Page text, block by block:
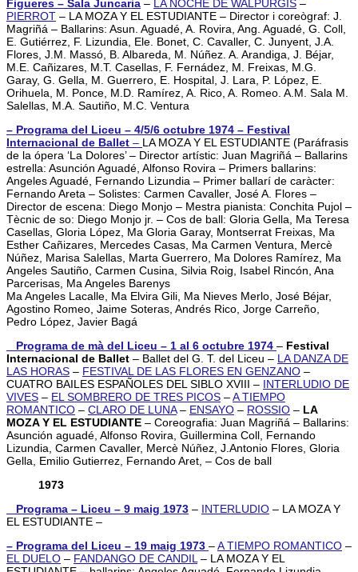
Figueres – Sala Juncaria – LA NOCHE DE WALPURGIS –
PIERROT – LA MOZA Y EL ESTUDIANTE – Director i coreògraf: J.
Magriñá – Ballarins: Asun. Aguadé, A. Rovira, Ang. Aguadé, G. Coll,
E. Gutiérrez, F. Lizundia, Ele. Bonet, C. Cavaller, C. Junyent, J.A.
Flores, J.M. Massó, B. Albareda, M. Núñez. A. Arandiga, J. Béjar,
M.E. Cañizares, M.T. Casellas, F. Fernádez, M. Freixas, M.G.
Garay, G. Gella, M. Guerrero, E. Hospital, J. Lara, P. López, E.
Orihuela, M. Ponce, M.D. Ramírez, A. Rico, A. Romeo. A.M. Sala M.
Salellas, M.A. Sautiño, M.C. Ventura
– Programa del Liceu – 4/5/6 octubre 1974 – Festival
Internacional de Ballet – LA MOZA Y EL ESTUDIANTE (Paráfrasis
de la ópera ‘La Dolores’ – Director artístic: Juan Magriñá – Ballarins
estrella: Asunción Aguadé, Alfonso Rovira – Primers ballarins:
Angeles Aguadé, Fernando Lizundia – Primer ballarí de caràcter:
Fernando Areta – Solistes: Carmen Cavaller, José A. Flores –
Director de escena: Diego Monjo – Mestra pianista: Conchita Pujol –
Tècnic de so: Diego Monjo jr. – Cos de ball: Gloria Gella, Ma Teresa
Casellas, Gloria López, Ma Gloria Garay, Montserrat Freixas, Ma
Esther Cañizares, Mercedes Casas, Ma Carmen Ventura, Mercè
Núñez, Marisa Salellas, Marta Guerrero, Ma Dolores Ramírez, Ma
Angeles Sautiño, Carmen Cusina, Silvia Roig, Isabel Rincón, Ana
Parcerisas, Ma Angeles Barenys
Ma Angeles Lacalle, Ma Elvira Gili, Ma Nieves Merlo, José Béjar,
Agostino Romeo, Jaime Soteras, Andrés Rico, Jorge Carreño,
Pedro López, Javier Bagá
_ Programa de mà del Liceu – 1 al 6 octubre 1974 – Festival
Internacional de Ballet – Ballet del G. T. del Liceu – LA DANZA DE
LAS HORAS – FESTIVAL DE LAS FLORES EN GENZANO –
CUATRO BAILES ESPAÑOLES DEL SIBLO XVIII – INTERLUDIO DE
VIVES – EL SOMBRERO DE TRES PICOS –A TIEMPO
ROMANTICO – CLARO DE LUNA– ENSAYO – ROSSIO – LA
MOZA Y EL ESTUDIANTE – Coreografia: Juan Magriñá – Ballarins:
Asunción aguadé, Alfonso Rovira, Guillermina Coll, Fernando
Lizundia, Carmen Cavaller, Mercè Núñez, J.Antonio Flores, Gloria
Gella, Emilio Gutierrez, Fernando Aret, – Cos de ball
1973
_ Programa – Liceu – 9 maig 1973 – INTERLUDIO – LA MOZA Y
EL ESTUDIANTE –
– Programa del Liceu – 19 maig 1973 –A TIEMPO ROMANTICO –
EL DUELO – FANDANGO DE CANDIL – LA MOZA Y EL